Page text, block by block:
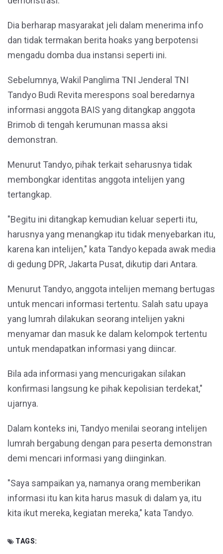
Dia berharap masyarakat jeli dalam menerima info
dan tidak termakan berita hoaks yang berpotensi
mengadu domba dua instansi seperti ini.
Sebelumnya, Wakil Panglima TNI Jenderal TNI
Tandyo Budi Revita merespons soal beredarnya
informasi anggota BAIS yang ditangkap anggota
Brimob di tengah kerumunan massa aksi
demonstran.
Menurut Tandyo, pihak terkait seharusnya tidak
membongkar identitas anggota intelijen yang
tertangkap.
"Begitu ini ditangkap kemudian keluar seperti itu,
harusnya yang menangkap itu tidak menyebarkan itu,
karena kan intelijen," kata Tandyo kepada awak media
di gedung DPR, Jakarta Pusat, dikutip dari Antara.
Menurut Tandyo, anggota intelijen memang bertugas
untuk mencari informasi tertentu. Salah satu upaya
yang lumrah dilakukan seorang intelijen yakni
menyamar dan masuk ke dalam kelompok tertentu
untuk mendapatkan informasi yang diincar.
Bila ada informasi yang mencurigakan silakan
konfirmasi langsung ke pihak kepolisian terdekat,"
ujarnya.
Dalam konteks ini, Tandyo menilai seorang intelijen
lumrah bergabung dengan para peserta demonstran
demi mencari informasi yang diinginkan.
"Saya sampaikan ya, namanya orang memberikan
informasi itu kan kita harus masuk di dalam ya, itu
kita ikut mereka, kegiatan mereka," kata Tandyo.
TAGS: